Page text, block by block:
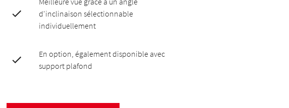
d'inclinaison sélectionnable
individuellement
En option, également disponible avec
support plafond